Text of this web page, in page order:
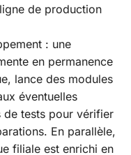
de production
: une
en permanence
lance des modules
éventuelles
de tests pour vérifier
En parallèle,
filiale est enrichi en